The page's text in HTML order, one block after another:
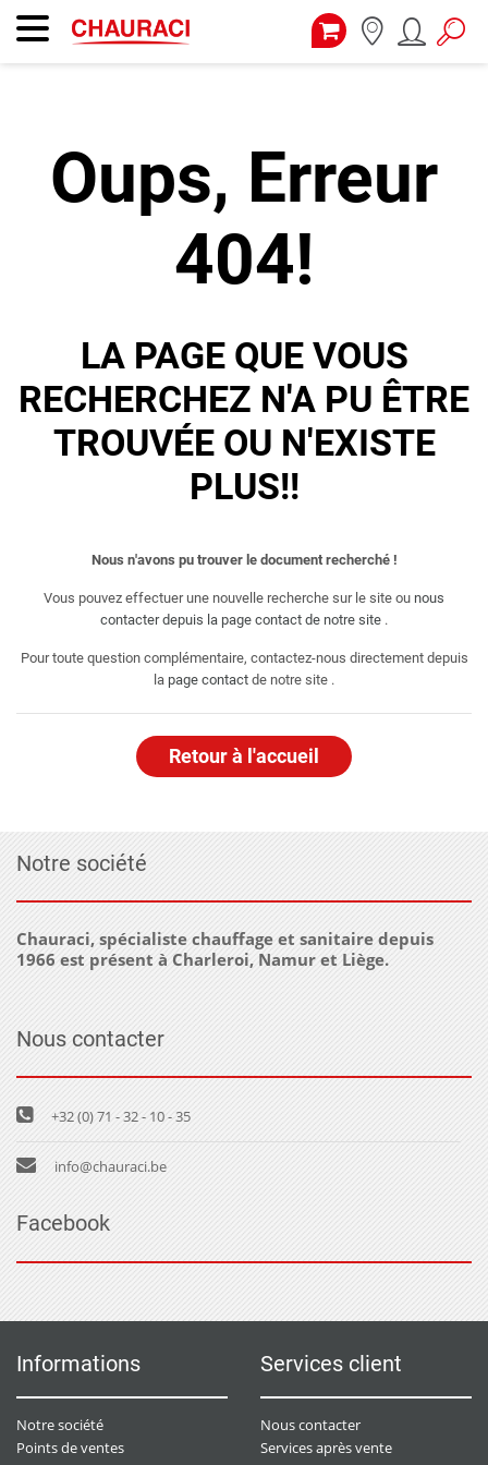
Oups, Erreur
404!
LA PAGE QUE VOUS
RECHERCHEZ N'A PU ÊTRE
TROUVÉE OU N'EXISTE
PLUS!!
Nous n'avons pu trouver le document recherché !
Vous pouvez effectuer une nouvelle recherche sur le site ou nous
contacter depuis la page contact de notre site .
Pour toute question complémentaire, contactez-nous directement depuis
la page contact de notre site .
Retour à l'accueil
Notre société
Chauraci, spécialiste chauffage et sanitaire depuis
1966 est présent à Charleroi, Namur et Liège.
Nous contacter
+32 (0) 71 - 32 - 10 - 35
info@chauraci.be
Facebook
Informations
Notre société
Points de ventes
Services client
Nous contacter
Services après vente